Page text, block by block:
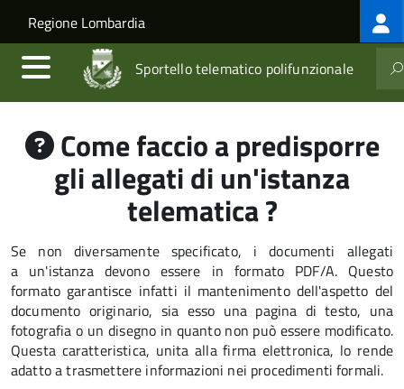
Salta al contenuto principale
Skip to site navigation
Regione Lombardia
Sportello telematico polifunzionale
Come faccio a predisporre
gli allegati di un'istanza
telematica ?
Se non diversamente specificato, i documenti allegati
a un'istanza devono essere in formato PDF/A. Questo
formato garantisce infatti il mantenimento dell'aspetto del
documento originario, sia esso una pagina di testo, una
fotografia o un disegno in quanto non può essere modificato.
Questa caratteristica, unita alla firma elettronica, lo rende
adatto a trasmettere informazioni nei procedimenti formali.